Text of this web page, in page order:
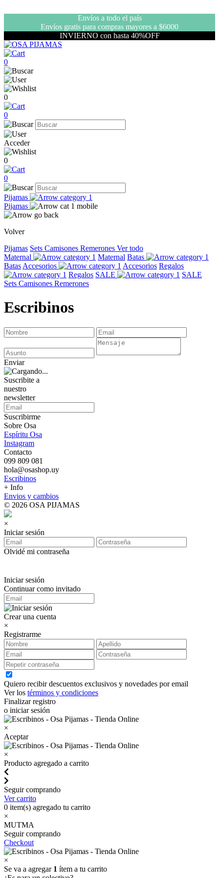
Envíos a todo el país
Envíos gratis para compras mayores a $6000
INVIERNO con hasta 40%OFF
0
0
0
Acceder
0
0
Pijamas
Pijamas
Volver
Pijamas Sets Camisones Remerones Ver todo
Maternal
Maternal Batas
Batas Accesorios Accesorios Regalos
Regalos SALE
SALE
Sets Camisones Remerones
Escribinos
Enviar
Suscribite a
nuestro
newsletter
Suscribirme
Sobre Osa
Espíritu Osa
Instagram
Contacto
099 809 081
hola@osashop.uy
Escribinos
+ Info
Envios y cambios
© 2026 OSA PIJAMAS
×
Iniciar sesión
Olvidé mi contraseña
Iniciar sesión
Continuar como invitado
Crear una cuenta
×
Registrarme
Quiero recibir descuentos exclusivos y novedades por email
Ver los términos y condiciones
Finalizar registro
o iniciar sesión
×
Aceptar
×
Producto agregado a carrito
Seguir comprando
Ver carrito
0 item(s) agregado tu carrito
×
MUTMA
Seguir comprando
Checkout
×
Se va a agregar 1 ítem a tu carrito